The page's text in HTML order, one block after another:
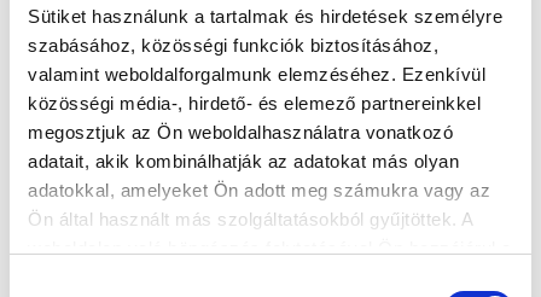
Sütiket használunk a tartalmak és hirdetések személyre
szabásához, közösségi funkciók biztosításához,
valamint weboldalforgalmunk elemzéséhez. Ezenkívül
közösségi média-, hirdető- és elemező partnereinkkel
megosztjuk az Ön weboldalhasználatra vonatkozó
adatait, akik kombinálhatják az adatokat más olyan
adatokkal, amelyeket Ön adott meg számukra vagy az
Ön által használt más szolgáltatásokból gyűjtöttek. A
ELŐAKADÉMIA: HÁROM
TORNAGYŐZELEMMEL ZÁRTUK AZ ÉVET
2025-12-09 15:16:26
Első helyen zárt az U7, az U8 és az U9, bronzot nyert az
U10.